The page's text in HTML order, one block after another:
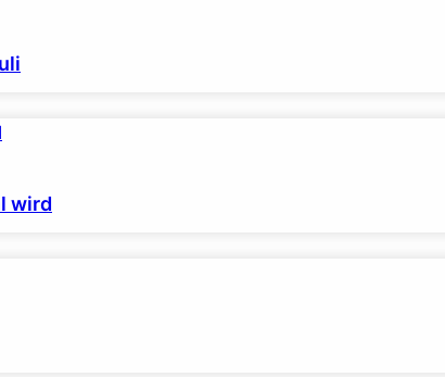
wird